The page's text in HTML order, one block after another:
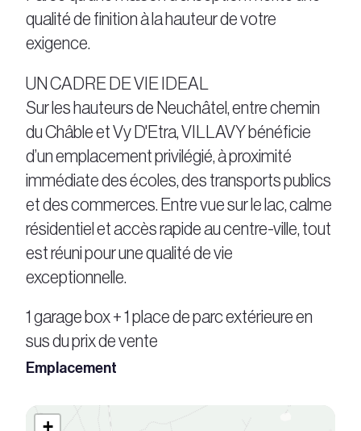
qualité de finition à la hauteur de votre
exigence.
UN CADRE DE VIE IDEAL
Sur les hauteurs de Neuchâtel, entre chemin
du Châble et Vy D'Etra, VILLAVY bénéficie
d’un emplacement privilégié, à proximité
immédiate des écoles, des transports publics
et des commerces. Entre vue sur le lac, calme
résidentiel et accès rapide au centre-ville, tout
est réuni pour une qualité de vie
exceptionnelle.
1 garage box + 1 place de parc extérieure en
sus du prix de vente
Emplacement
+